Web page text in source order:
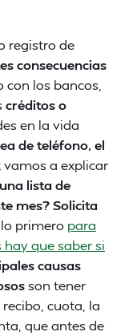
registro de
consecuencias
los bancos,
créditos o
en la vida
de teléfono, el
vamos a explicar
lista de
mes? Solicita
primero para
que saber si
causas
son tener
cuota, la
que antes de